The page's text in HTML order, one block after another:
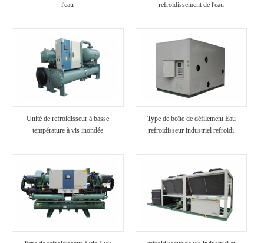
l'eau
refroidissement de l'eau
Unité de refroidisseur à basse
température à vis inondée
Type de boîte de défilement Éau
refroidisseur industriel refroidi